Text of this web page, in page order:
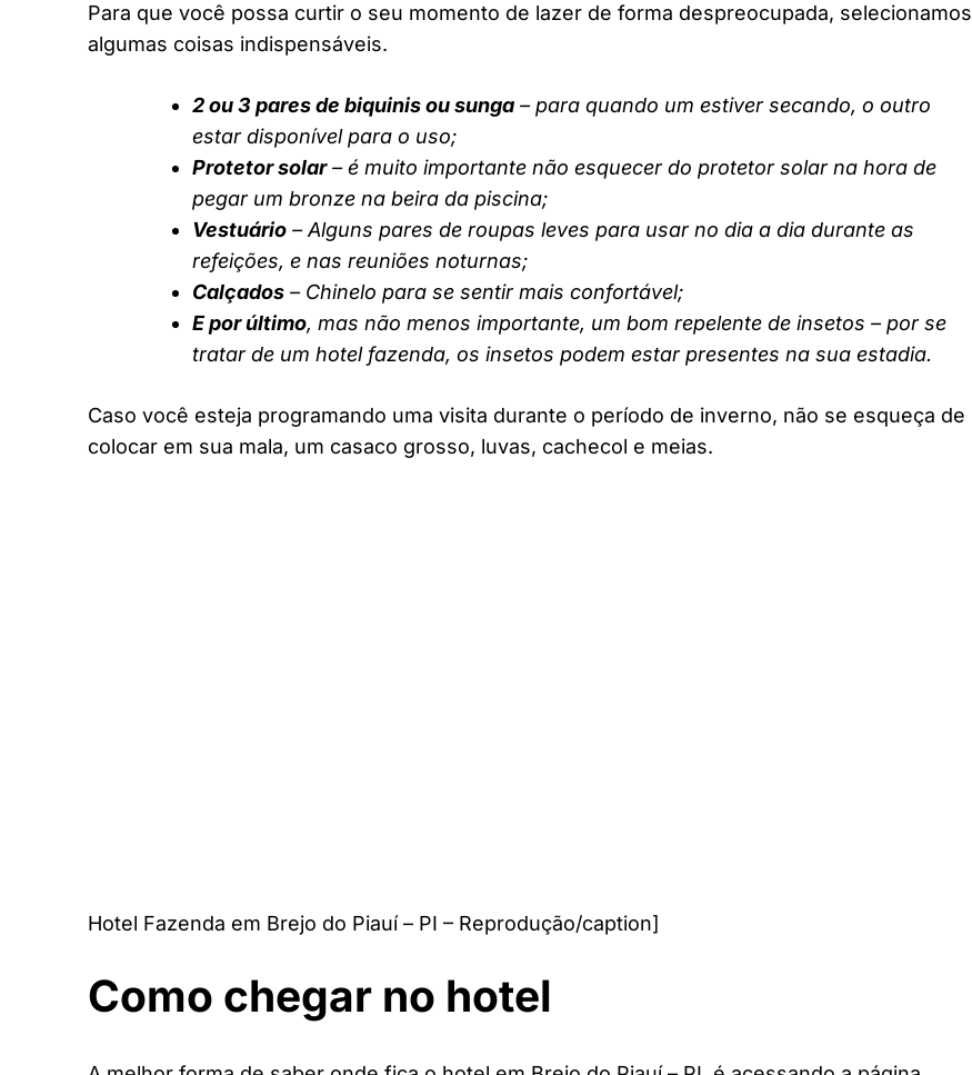
Para que você possa curtir o seu momento de lazer de forma despreocupada, selecionamos
algumas coisas indispensáveis.
2 ou 3 pares de biquinis ou sunga – para quando um estiver secando, o outro
estar disponível para o uso;
Protetor solar– é muito importante não esquecer do protetor solar na hora de
pegar um bronze na beira da piscina;
Vestuário – Alguns pares de roupas leves para usar no dia a dia durante as
refeições, e nas reuniões noturnas;
Calçados – Chinelo para se sentir mais confortável;
E por último, mas não menos importante, um bom repelente de insetos – por se
tratar de um hotel fazenda, os insetos podem estar presentes na sua estadia.
Caso você esteja programando uma visita durante o período de inverno, não se esqueça de
colocar em sua mala, um casaco grosso, luvas, cachecol e meias.
Hotel Fazenda em Brejo do Piauí – PI – Reprodução/caption]
Como chegar no hotel